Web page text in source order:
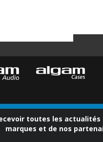
toutes les actualités
marques et de nos